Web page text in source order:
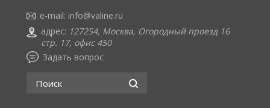
e-mail: info@valine.ru
адрес: 127254, Москва, Огородный проезд 16
стр. 17, офис 450
Задать вопрос